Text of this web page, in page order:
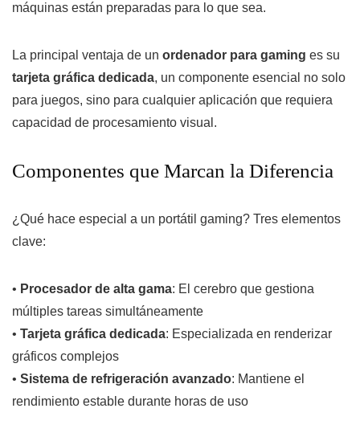
máquinas están preparadas para lo que sea.
La principal ventaja de un ordenador para gaming es su
tarjeta gráfica dedicada, un componente esencial no solo
para juegos, sino para cualquier aplicación que requiera
capacidad de procesamiento visual.
Componentes que Marcan la Diferencia
¿Qué hace especial a un portátil gaming? Tres elementos
clave:
• Procesador de alta gama: El cerebro que gestiona
múltiples tareas simultáneamente
• Tarjeta gráfica dedicada: Especializada en renderizar
gráficos complejos
• Sistema de refrigeración avanzado: Mantiene el
rendimiento estable durante horas de uso